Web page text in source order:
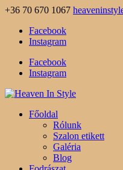
+36 70 670 1067
Facebook
Instagram
Facebook
Instagram
Főoldal
Rólunk
Szalon etikett
Galéria
Blog